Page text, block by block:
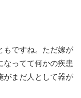
もですね。ただ嫁が
なってて何かの疾患
がまだ人として器が